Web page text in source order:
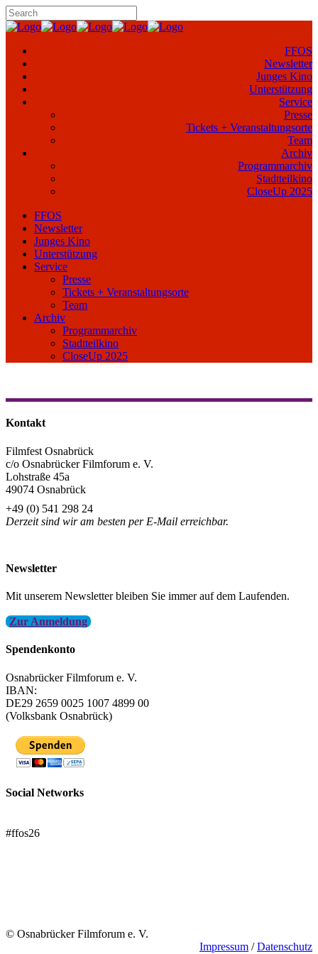
FFOS
Newsletter
Junges Kino
Unterstützung
Service
Presse
Tickets + Veranstaltungsorte
Team
Archiv
Programmarchiv
Stadtteilkino
CloseUp 2025
FFOS
Newsletter
Junges Kino
Unterstützung
Service
Presse
Tickets + Veranstaltungsorte
Team
Archiv
Programmarchiv
Stadtteilkino
CloseUp 2025
Kontakt
Filmfest Osnabrück
c/o Osnabrücker Filmforum e. V.
Lohstraße 45a
49074 Osnabrück
+49 (0) 541 298 24
Derzeit sind wir am besten per E-Mail erreichbar.
Newsletter
Mit unserem Newsletter bleiben Sie immer auf dem Laufenden.
Zur Anmeldung
Spendenkonto
Osnabrücker Filmforum e. V.
IBAN:
DE29 2659 0025 1007 4899 00
(Volksbank Osnabrück)
Social Networks
#ffos26
© Osnabrücker Filmforum e. V.
Impressum /Datenschutz